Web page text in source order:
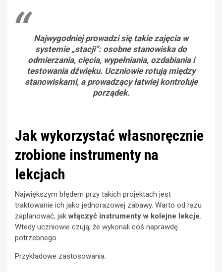
Najwygodniej prowadzi się takie zajęcia w
systemie „stacji”: osobne stanowiska do
odmierzania, cięcia, wypełniania, ozdabiania i
testowania dźwięku. Uczniowie rotują między
stanowiskami, a prowadzący łatwiej kontroluje
porządek.
Jak wykorzystać własnoręcznie
zrobione instrumenty na
lekcjach
Największym błędem przy takich projektach jest
traktowanie ich jako jednorazowej zabawy. Warto od razu
zaplanować, jakwłączyć instrumenty w kolejne lekcje.
Wtedy uczniowie czują, że wykonali coś naprawdę
potrzebnego.
Przykładowe zastosowania: